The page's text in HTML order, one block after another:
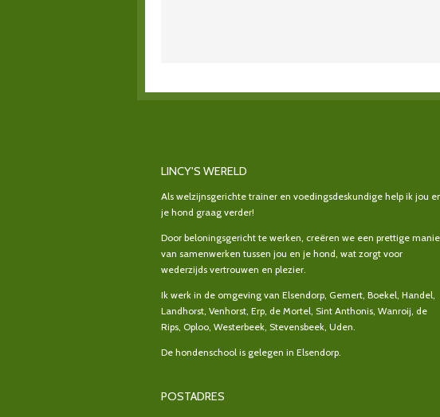
LINCY'S WERELD
Als welzijnsgerichte trainer en voedingsdeskundige help ik jou
je hond graag verder!
Door beloningsgericht te werken, creëren we een prettige
van samenwerken tussen jou en je hond, wat zorgt voor
wederzijds vertrouwen en plezier.
Ik werk in de omgeving van Elsendorp, Gemert, Boekel, Handel,
Landhorst, Venhorst, Erp, de Mortel, Sint Anthonis, Wanroij, de
Rips, Oploo, Westerbeek, Stevensbeek, Uden.
De hondenschool is gelegen in Elsendorp.
POSTADRES